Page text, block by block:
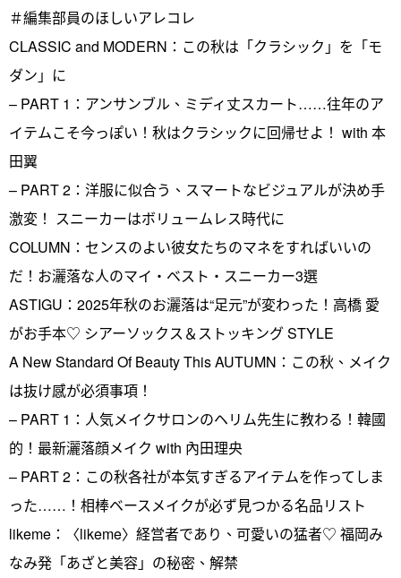
＃編集部員のほしいアレコレ
CLASSIC and MODERN：この秋は「クラシック」を「モ
ダン」に
– PART 1：アンサンブル、ミディ丈スカート……往年のア
イテムこそ今っぽい！秋はクラシックに回帰せよ！ with 本
田翼
– PART 2：洋服に似合う、スマートなビジュアルが決め手
激変！ スニーカーはボリュームレス時代に
COLUMN：センスのよい彼女たちのマネをすればいいの
だ！お灑落な人のマイ・ベスト・スニーカー3選
ASTIGU：2025年秋のお灑落は“足元”が変わった！高橋 愛
がお手本♡ シアーソックス＆ストッキング STYLE
A New Standard Of Beauty This AUTUMN：この秋、メイク
は抜け感が必須事項！
– PART 1：人気メイクサロンのヘリム先生に教わる！韓國
的！最新灑落顔メイク with 內田理央
– PART 2：この秋各社が本気すぎるアイテムを作ってしま
った……！相棒ベースメイクが必ず見つかる名品リスト
likeme：〈likeme〉経営者であり、可愛いの猛者♡ 福岡み
なみ発「あざと美容」の秘密、解禁